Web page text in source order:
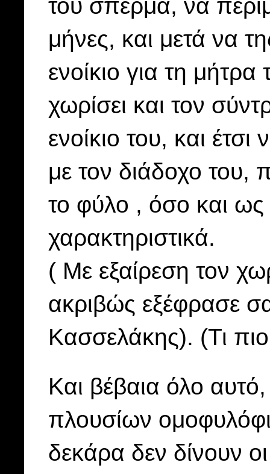
του σπέρμα, να
μήνες, και μετά να
ενοίκιο για τη
χωρίσει και τον
ενοίκιο του, και έτσι
με τον διάδοχο του,
το φύλο , όσο και
χαρακτηριστικά.
( Με εξαίρεση τον
ακριβώς εξέφρασε
Κασσελάκης). (Τι
Και βέβαια όλο
πλουσίων
δεκάρα δεν δίνουν